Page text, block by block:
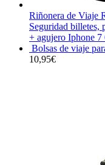
Riñonera de Viaje
Seguridad billetes,
+ agujero Iphone 7
Bolsas de viaje
10,95€